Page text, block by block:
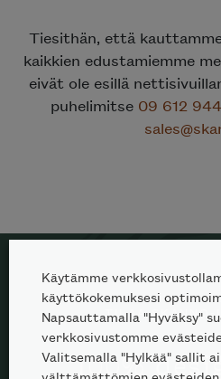
Tiesithän, että
kaikkien edustamiemme
eivät ole esillä
puhelimitse 09 612
TILAA SKANNO-
100%
Käytämme
käyttökokemuksesi
Napsauttamalla "Hyväksy"
verkkosivustomme
Valitsemalla "Hylkää" sallit